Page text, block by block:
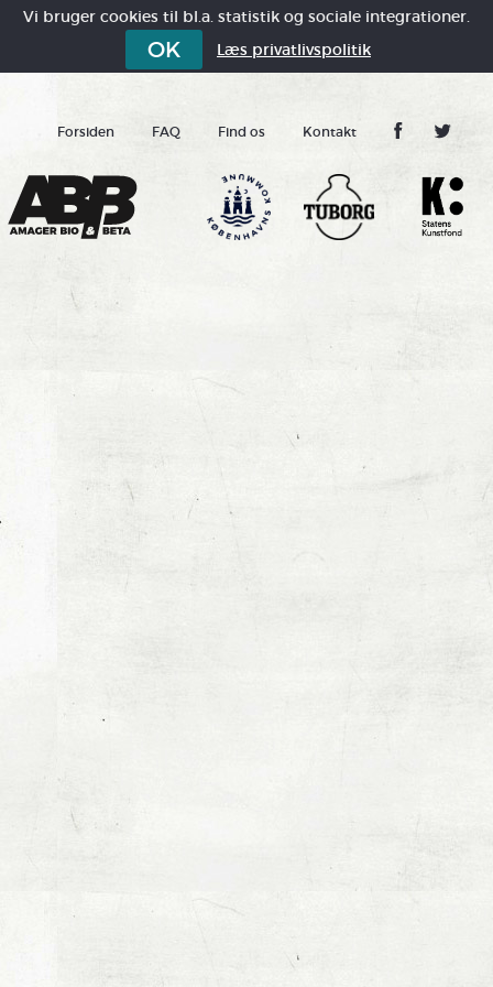
Vi bruger cookies til bl.a. statistik og sociale integrationer.
OK Læs privatlivspolitik
Forsiden FAQ Find os Kontakt